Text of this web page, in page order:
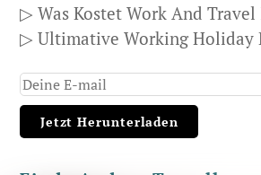
▷ Was Kostet Work And Travel
▷ Ultimative Working Holiday